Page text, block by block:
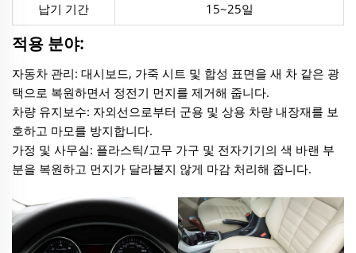
납기 기간 15~25일
적용 분야:
자동차 관리: 대시보드, 가죽 시트 및 합성 표면을 새 차 같은 광
택으로 복원하면서 정전기 먼지를 제거해 줍니다.
차량 유지보수: 자외선으로부터 군용 및 상용 차량 내장재를 보
호하고 마모를 방지합니다.
가정 및 사무실: 플라스틱/고무 가구 및 전자기기의 색 바랜 부
분을 복원하고 먼지가 달라붙지 않게 마감 처리해 줍니다.